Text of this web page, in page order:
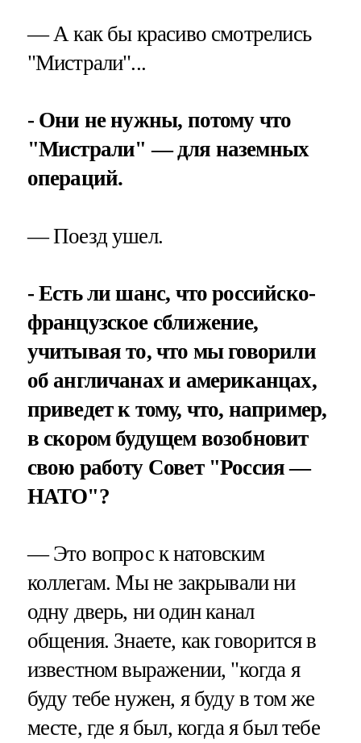
— А как бы красиво смотрелись
"Мистрали"...
- Они не нужны, потому что
"Мистрали" — для наземных
операций.
— Поезд ушел.
- Есть ли шанс, что российско-
французское сближение,
учитывая то, что мы говорили
об англичанах и американцах,
приведет к тому, что, например,
в скором будущем возобновит
свою работу Совет "Россия —
НАТО"?
— Это вопрос к натовским
коллегам. Мы не закрывали ни
одну дверь, ни один канал
общения. Знаете, как говорится в
известном выражении, "когда я
буду тебе нужен, я буду в том же
месте, где я был, когда я был тебе